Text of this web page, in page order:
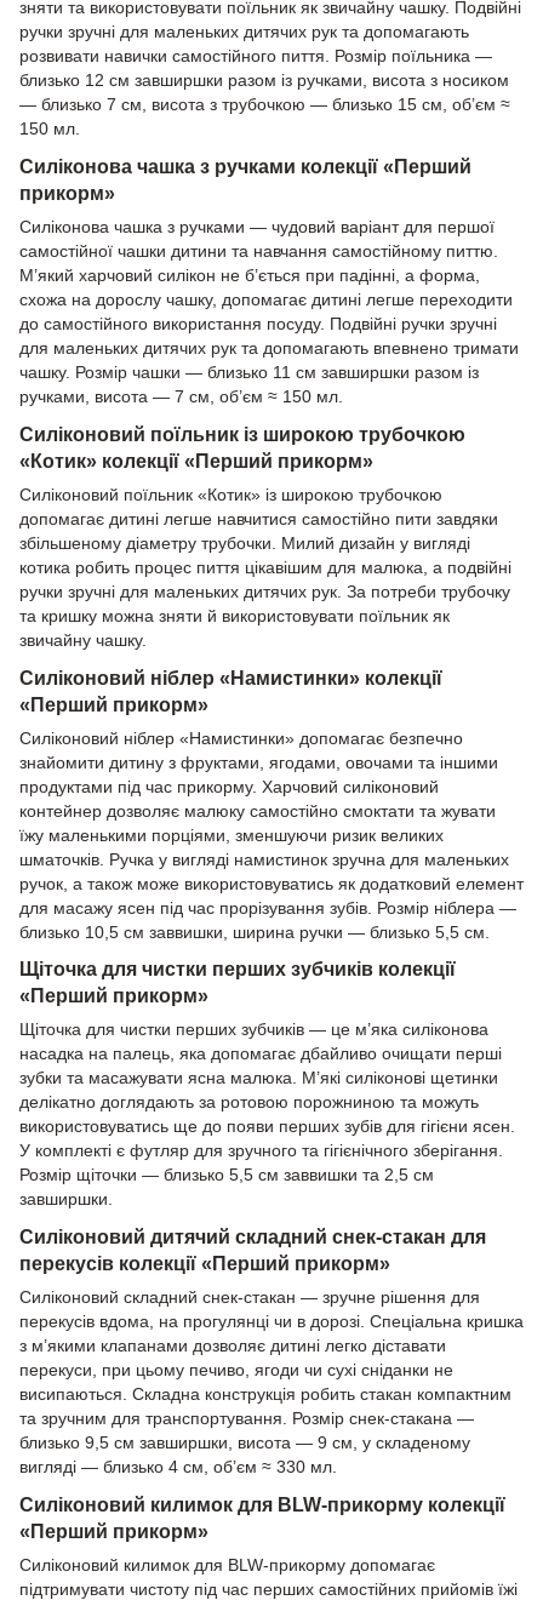
зняти та використовувати поїльник як звичайну чашку. Подвійні
ручки зручні для маленьких дитячих рук та допомагають
розвивати навички самостійного пиття. Розмір поїльника —
близько 12 см завширшки разом із ручками, висота з носиком
— близько 7 см, висота з трубочкою — близько 15 см, об’єм ≈
150 мл.
Силіконова чашка з ручками колекції «Перший
прикорм»
Силіконова чашка з ручками — чудовий варіант для першої
самостійної чашки дитини та навчання самостійному питтю.
М’який харчовий силікон не б’ється при падінні, а форма,
схожа на дорослу чашку, допомагає дитині легше переходити
до самостійного використання посуду. Подвійні ручки зручні
для маленьких дитячих рук та допомагають впевнено тримати
чашку. Розмір чашки — близько 11 см завширшки разом із
ручками, висота — 7 см, об’єм ≈ 150 мл.
Силіконовий поїльник із широкою трубочкою
«Котик» колекції «Перший прикорм»
Силіконовий поїльник «Котик» із широкою трубочкою
допомагає дитині легше навчитися самостійно пити завдяки
збільшеному діаметру трубочки. Милий дизайн у вигляді
котика робить процес пиття цікавішим для малюка, а подвійні
ручки зручні для маленьких дитячих рук. За потреби трубочку
та кришку можна зняти й використовувати поїльник як
звичайну чашку.
Силіконовий ніблер «Намистинки» колекції
«Перший прикорм»
Силіконовий ніблер «Намистинки» допомагає безпечно
знайомити дитину з фруктами, ягодами, овочами та іншими
продуктами під час прикорму. Харчовий силіконовий
контейнер дозволяє малюку самостійно смоктати та жувати
їжу маленькими порціями, зменшуючи ризик великих
шматочків. Ручка у вигляді намистинок зручна для маленьких
ручок, а також може використовуватись як додатковий елемент
для масажу ясен під час прорізування зубів. Розмір ніблера —
близько 10,5 см заввишки, ширина ручки — близько 5,5 см.
Щіточка для чистки перших зубчиків колекції
«Перший прикорм»
Щіточка для чистки перших зубчиків — це м’яка силіконова
насадка на палець, яка допомагає дбайливо очищати перші
зубки та масажувати ясна малюка. М’які силіконові щетинки
делікатно доглядають за ротовою порожниною та можуть
використовуватись ще до появи перших зубів для гігієни ясен.
У комплекті є футляр для зручного та гігієнічного зберігання.
Розмір щіточки — близько 5,5 см заввишки та 2,5 см
завширшки.
Силіконовий дитячий складний снек-стакан для
перекусів колекції «Перший прикорм»
Силіконовий складний снек-стакан — зручне рішення для
перекусів вдома, на прогулянці чи в дорозі. Спеціальна кришка
з м’якими клапанами дозволяє дитині легко діставати
перекуси, при цьому печиво, ягоди чи сухі сніданки не
висипаються. Складна конструкція робить стакан компактним
та зручним для транспортування. Розмір снек-стакана —
близько 9,5 см завширшки, висота — 9 см, у складеному
вигляді — близько 4 см, об’єм ≈ 330 мл.
Силіконовий килимок для BLW-прикорму колекції
«Перший прикорм»
Силіконовий килимок для BLW-прикорму допомагає
підтримувати чистоту під час перших самостійних прийомів їжі